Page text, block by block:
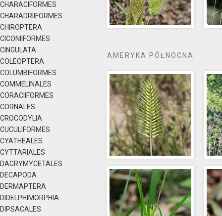
CHARACIFORMES
CHARADRIIFORMES
CHIROPTERA
CICONIIFORMES
CINGULATA
COLEOPTERA
COLUMBIFORMES
COMMELINALES
CORACIIFORMES
CORNALES
CROCODYLIA
CUCULIFORMES
CYATHEALES
CYTTARIALES
DACRYMYCETALES
DECAPODA
DERMAPTERA
DIDELPHIMORPHIA
DIPSACALES
AMERYKA PÓŁNOCNA